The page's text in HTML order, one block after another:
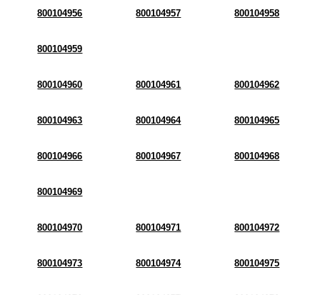
800104956 800104957 800104958
800104959
800104960 800104961 800104962
800104963 800104964 800104965
800104966 800104967 800104968
800104969
800104970 800104971 800104972
800104973 800104974 800104975